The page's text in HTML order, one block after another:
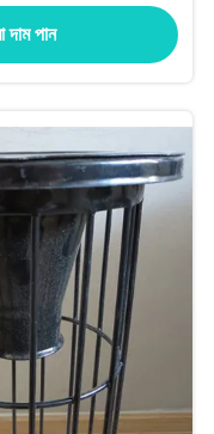
দাম পান